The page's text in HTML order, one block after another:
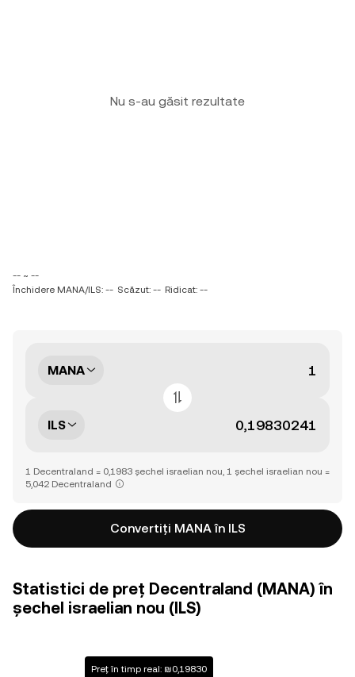
Nu s-au găsit rezultate
-- ~ --
Închidere MANA/ILS: -- Scăzut: -- Ridicat: --
MANA
ILS
1 Decentraland = 0,1983 șechel israelian nou, 1 șechel israelian nou =
5,042 Decentraland
Convertiți MANA în ILS
Statistici de preț Decentraland (MANA) în
șechel israelian nou (ILS)
Preț în timp real: ₪0,19830